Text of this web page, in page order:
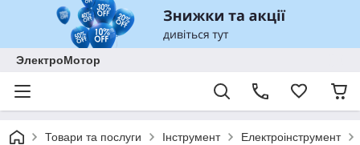
ЭлектроМотор
Товари та послуги Інструмент Електроінструмент